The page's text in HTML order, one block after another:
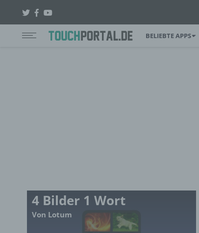
BELIEBTE APPS
4 Bilder 1 Wort
Von Lotum